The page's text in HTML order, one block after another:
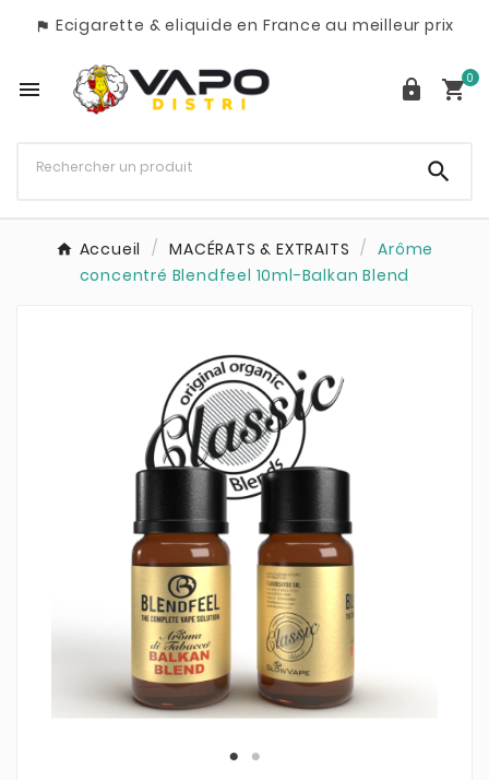
 Ecigarette & eliquide en France au meilleur prix
  0

Accueil MACÉRATS & EXTRAITS
Arôme
concentré Blendfeel 10ml-Balkan Blend